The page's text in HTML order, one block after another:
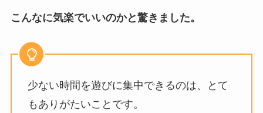
こんなに気楽でいいのかと驚きました。
少ない時間を遊びに集中できるのは、とて
もありがたいことです。